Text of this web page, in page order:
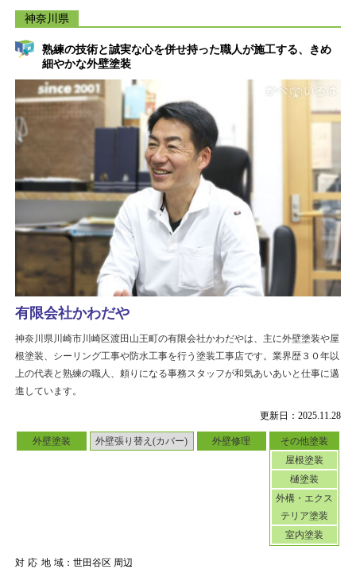
神奈川県
熟練の技術と誠実な心を併せ持った職人が施工する、きめ
細やかな外壁塗装
更新日：2025.11.28
外壁塗装 外壁張り替え(カバー) 外壁修理
その他塗装
屋根塗装
樋塗装
外構・エクス
テリア塗装
室内塗装
対応地域：世田谷区 周辺
有限会社かわだや
神奈川県川崎市川崎区渡田山王町の有限会社かわだやは、主に外壁塗装や屋
根塗装、シーリング工事や防水工事を行う塗装工事店です。業界歴３０年以
上の代表と熟練の職人、頼りになる事務スタッフが和気あいあいと仕事に邁
進しています。